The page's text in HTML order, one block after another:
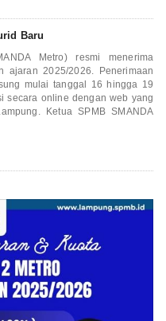
Baru
Metro) resmi menerima
ajaran 2025/2026. Penerimaan
mulai tanggal 16 hingga 19
secara online dengan web yang
Ketua SPMB SMANDA